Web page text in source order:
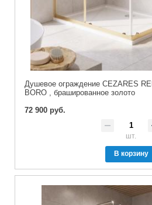
Душевое ограждение CEZARES
BORO , брашированное золото
72 900 руб.
шт.
В корзину